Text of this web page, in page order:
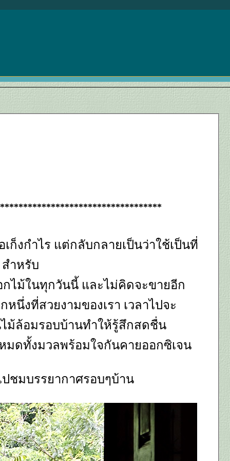
ก็งกำไร แต่กลับกลายเป็นว่าใช้เป็นที่
สำหรับ
ไม้ในทุกวันนี้ และไม่คิดจะขายอีก
นึ่งที่สวยงามของเรา เวลาไปจะ
ม้ล้อมรอบบ้านทำให้รู้สึกสดชื่น
มดทั้งมวลพร้อมใจกันคายออกซิเจน
ชมบรรยากาศรอบๆบ้าน